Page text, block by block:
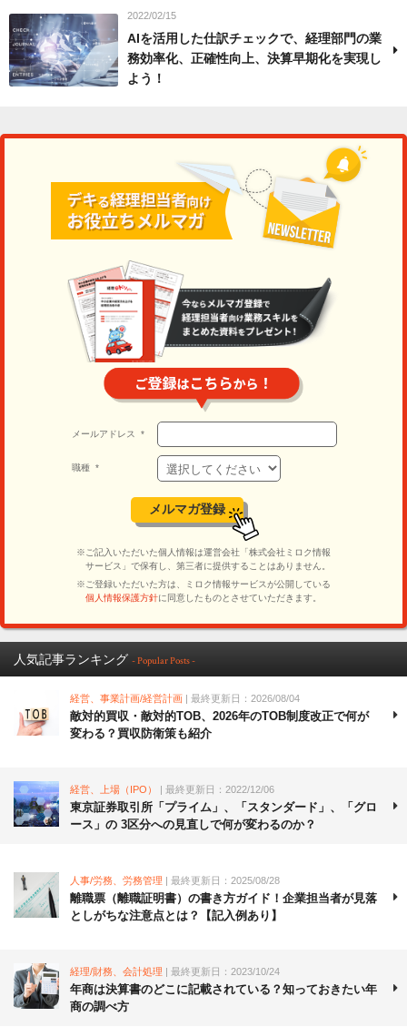
2022/02/15
AIを活用した仕訳チェックで、経理部門の業
務効率化、正確性向上、決算早期化を実現し
よう！
人気記事ランキング - Popular Posts -
経営、事業計画/経営計画 | 最終更新日：2026/08/04
敵対的買収・敵対的TOB、2026年のTOB制度改正で何が
変わる？買収防衛策も紹介
経営、上場（IPO） | 最終更新日：2022/12/06
東京証券取引所「プライム」、「スタンダード」、「グロ
ース」の 3区分への見直しで何が変わるのか？
人事/労務、労務管理 | 最終更新日：2025/08/28
離職票（離職証明書）の書き方ガイド！企業担当者が見落
としがちな注意点とは？【記入例あり】
経理/財務、会計処理 | 最終更新日：2023/10/24
年商は決算書のどこに記載されている？知っておきたい年
商の調べ方